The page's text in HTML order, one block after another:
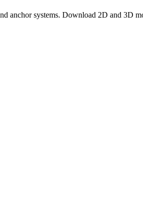
anchor systems. Download 2D and 3D